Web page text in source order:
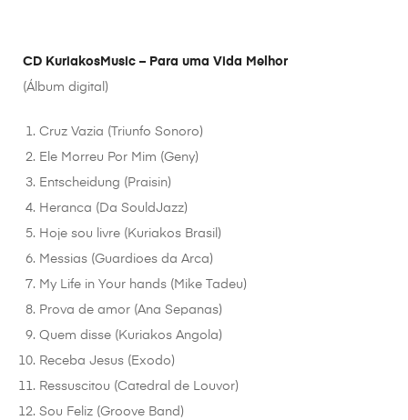
CD KuriakosMusic – Para uma Vida Melhor
(Álbum digital)
Cruz Vazia (Triunfo Sonoro)
Ele Morreu Por Mim (Geny)
Entscheidung (Praisin)
Heranca (Da SouldJazz)
Hoje sou livre (Kuriakos Brasil)
Messias (Guardioes da Arca)
My Life in Your hands (Mike Tadeu)
Prova de amor (Ana Sepanas)
Quem disse (Kuriakos Angola)
Receba Jesus (Exodo)
Ressuscitou (Catedral de Louvor)
Sou Feliz (Groove Band)